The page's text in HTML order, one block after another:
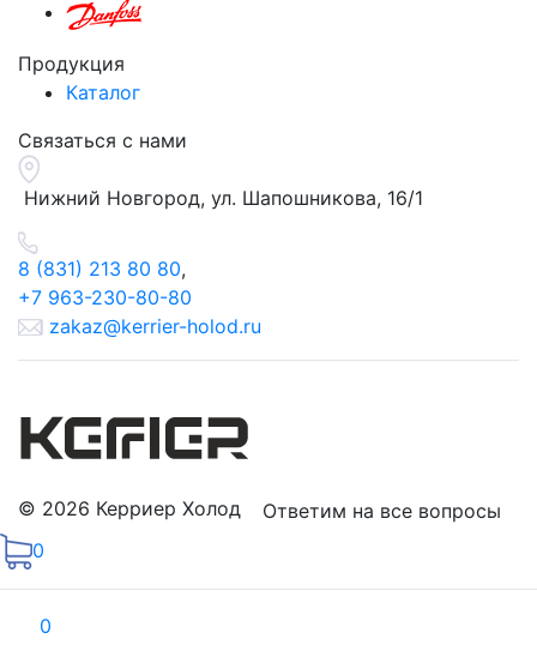
Продукция
Каталог
Связаться с нами
Нижний Новгород, ул. Шапошникова, 16/1
8 (831) 213 80 80,
+7 963-230-80-80
zakaz@kerrier-holod.ru
© 2026 Керриер Холод
Ответим на все вопросы
0
0